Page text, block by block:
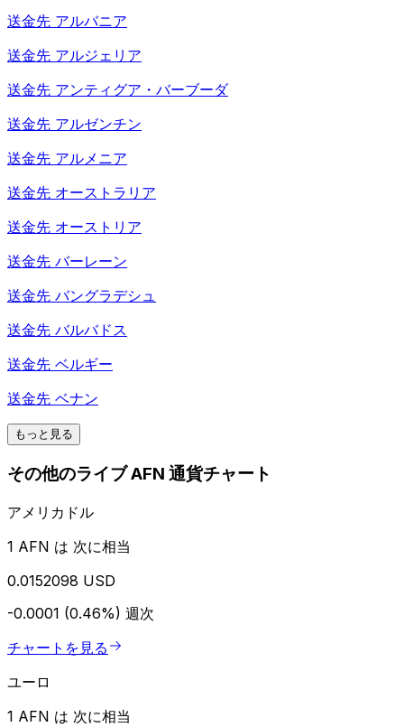
送金先 アルバニア
送金先 アルジェリア
送金先 アンティグア・バーブーダ
送金先 アルゼンチン
送金先 アルメニア
送金先 オーストラリア
送金先 オーストリア
送金先 バーレーン
送金先 バングラデシュ
送金先 バルバドス
送金先 ベルギー
送金先 ベナン
もっと見る
その他のライブ AFN 通貨チャート
アメリカドル
1 AFN は 次に相当
0.0152098 USD
-0.0001 (0.46%) 週次
チャートを見る
ユーロ
1 AFN は 次に相当